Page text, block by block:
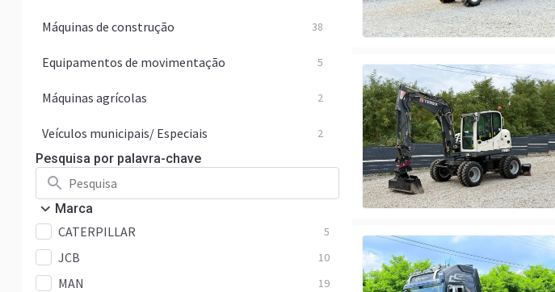
Máquinas de construção 38
Equipamentos de movimentação 5
Máquinas agrícolas 2
Veículos municipais/ Especiais 2
Pesquisa por palavra-chave
Marca
CATERPILLAR 5
JCB 10
MAN 19